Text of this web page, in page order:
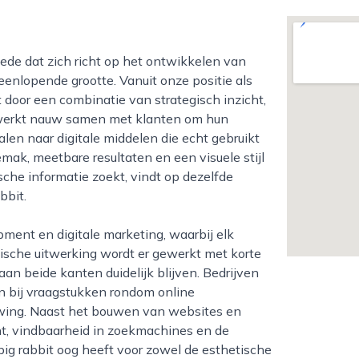
grootte. Vanuit onze positie als
een combinatie van strategisch inzicht,
nauw samen met klanten om hun
naar digitale middelen die echt gebruikt
meetbare resultaten en een visuele stijl
informatie zoekt, vindt op dezelfde
uitwerking wordt er gewerkt met korte
beide kanten duidelijk blijven. Bedrijven
bij vraagstukken rondom online
Naast het bouwen van websites en
vindbaarheid in zoekmachines en de
rabbit oog heeft voor zowel de esthetische